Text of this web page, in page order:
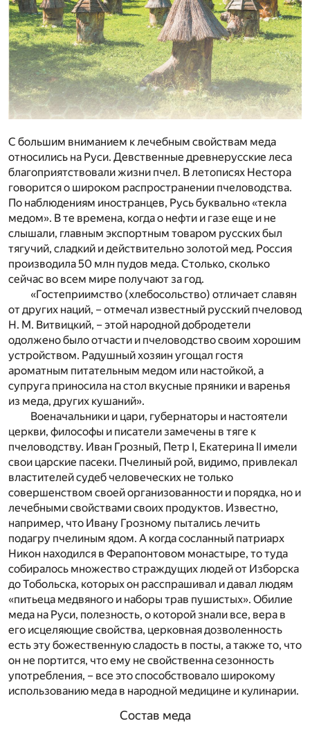
С большим вниманием к лечебным свойствам меда
относились на Руси. Девственные древнерусские леса
благоприятствовали жизни пчел. В летописях Нестора
говорится о широком распространении пчеловодства.
По наблюдениям иностранцев, Русь буквально «текла
медом». В те времена, когда о нефти и газе еще и не
слышали, главным экспортным товаром русских был
тягучий, сладкий и действительно золотой мед. Россия
производила 50 млн пудов меда. Столько, сколько
сейчас во всем мире получают за год.
«Гостеприимство (хлебосольство) отличает славян
от других наций, – отмечал известный русский пчеловод
Н. М. Витвицкий, – этой народной добродетели
одолжено было отчасти и пчеловодство своим хорошим
устройством. Радушный хозяин угощал гостя
ароматным питательным медом или настойкой, а
супруга приносила на стол вкусные пряники и варенья
из меда, других кушаний».
Военачальники и цари, губернаторы и настоятели
церкви, философы и писатели замечены в тяге к
пчеловодству. Иван Грозный, Петр I, Екатерина II имели
свои царские пасеки. Пчелиный рой, видимо, привлекал
властителей судеб человеческих не только
совершенством своей организованности и порядка, но и
лечебными свойствами своих продуктов. Известно,
например, что Ивану Грозному пытались лечить
подагру пчелиным ядом. А когда сосланный патриарх
Никон находился в Ферапонтовом монастыре, то туда
собиралось множество страждущих людей от Изборска
до Тобольска, которых он расспрашивал и давал людям
«питьеца медвяного и наборы трав пушистых». Обилие
меда на Руси, полезность, о которой знали все, вера в
его исцеляющие свойства, церковная дозволенность
есть эту божественную сладость в посты, а также то, что
он не портится, что ему не свойственна сезонность
употребления, – все это способствовало широкому
использованию меда в народной медицине и кулинарии.
Состав меда